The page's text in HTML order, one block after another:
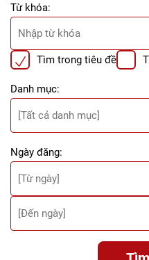
Từ khóa:
Tìm trong tiêu đề
Danh mục:
Ngày đăng: